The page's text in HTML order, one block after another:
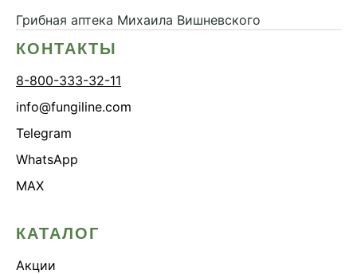
Грибная аптека Михаила Вишневского
КОНТАКТЫ
8-800-333-32-11
info@fungiline.com
Telegram
WhatsApp
MAX
КАТАЛОГ
Акции